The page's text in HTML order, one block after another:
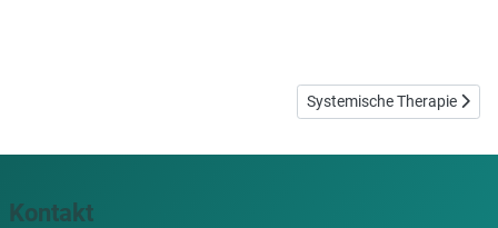
Nächster Beitrag:
Systemische Therapie
Kontakt